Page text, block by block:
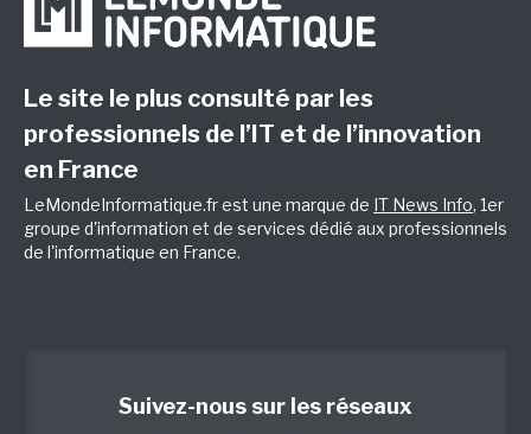
Le site le plus consulté par les
professionnels de l’IT et de l’innovation
en France
LeMondeInformatique.fr est une marque de IT News Info, 1er
groupe d'information et de services dédié aux professionnels
de l'informatique en France.
Suivez-nous sur les réseaux